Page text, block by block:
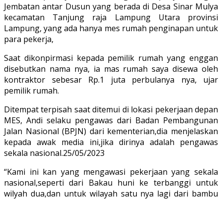
Jembatan antar Dusun yang berada di Desa Sinar Mulya
kecamatan Tanjung raja Lampung Utara provinsi
Lampung, yang ada hanya mes rumah penginapan untuk
para pekerja,
Saat dikonpirmasi kepada pemilik rumah yang enggan
disebutkan nama nya, ia mas rumah saya disewa oleh
kontraktor sebesar Rp.1 juta perbulanya nya, ujar
pemilik rumah.
Ditempat terpisah saat ditemui di lokasi pekerjaan depan
MES, Andi selaku pengawas dari Badan Pembangunan
Jalan Nasional (BPJN) dari kementerian,dia menjelaskan
kepada awak media ini,jika dirinya adalah pengawas
sekala nasional.25/05/2023
“Kami ini kan yang mengawasi pekerjaan yang sekala
nasional,seperti dari Bakau huni ke terbanggi untuk
wilyah dua,dan untuk wilayah satu nya lagi dari bambu